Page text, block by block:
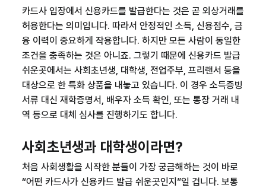
카드사 입장에서 신용카드를 발급한다는 것은 곧 외상거래를
허용한다는 의미입니다. 따라서 안정적인 소득, 신용점수, 금
융 이력이 중요하게 작용합니다. 하지만 모든 사람이 동일한
조건을 충족하는 것은 아니죠. 그렇기 때문에 신용카드 발급
쉬운곳에서는 사회초년생, 대학생, 전업주부, 프리랜서 등을
대상으로 한 특화 상품을 내놓고 있습니다. 이 경우 소득증빙
서류 대신 재학증명서, 배우자 소득 확인, 또는 통장 거래 내
역 등으로 대체 심사를 진행하기도 합니다.
사회초년생과 대학생이라면?
처음 사회생활을 시작한 분들이 가장 궁금해하는 것이 바로
“어떤 카드사가 신용카드 발급 쉬운곳인지”일 겁니다. 보통